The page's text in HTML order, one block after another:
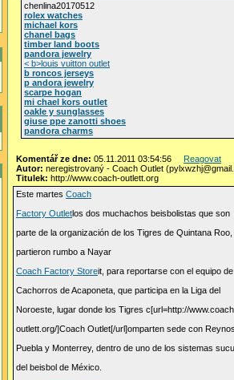
chenlina20170512
rolex watches
michael kors
chanel bags
timber land boots
pandora jewelry
< b>louis vuitton outlet
b roncos jerseys
p andora jewelry
scarpe hogan
mi chael kors outlet
oakle y sunglasses
giuse ppe zanotti shoes
pandora charms
Komentář ze dne: 05.11.2011 03:54:56 Reagovat
Autor: neregistrovaný - Coach Outlet
Titulek: http://www.coach-outlett.org
Este martes Coach
Factory Outletlos dos muchachos beisbolistas que son
parte de la organización de los Tigres de Quintana Roo,
partieron rumbo a Nayar
Coach Factory Storeit, para reportarse con el equipo de
Cachorros de Acaponeta, que participa en la Liga del
Noroeste, lugar donde los Tigres c[url=http://
outlett.org/]Coach Outlet[/url]omparten sede con
Puebla y Monterrey, dentro de uno de los sistemas
del beisbol de México.